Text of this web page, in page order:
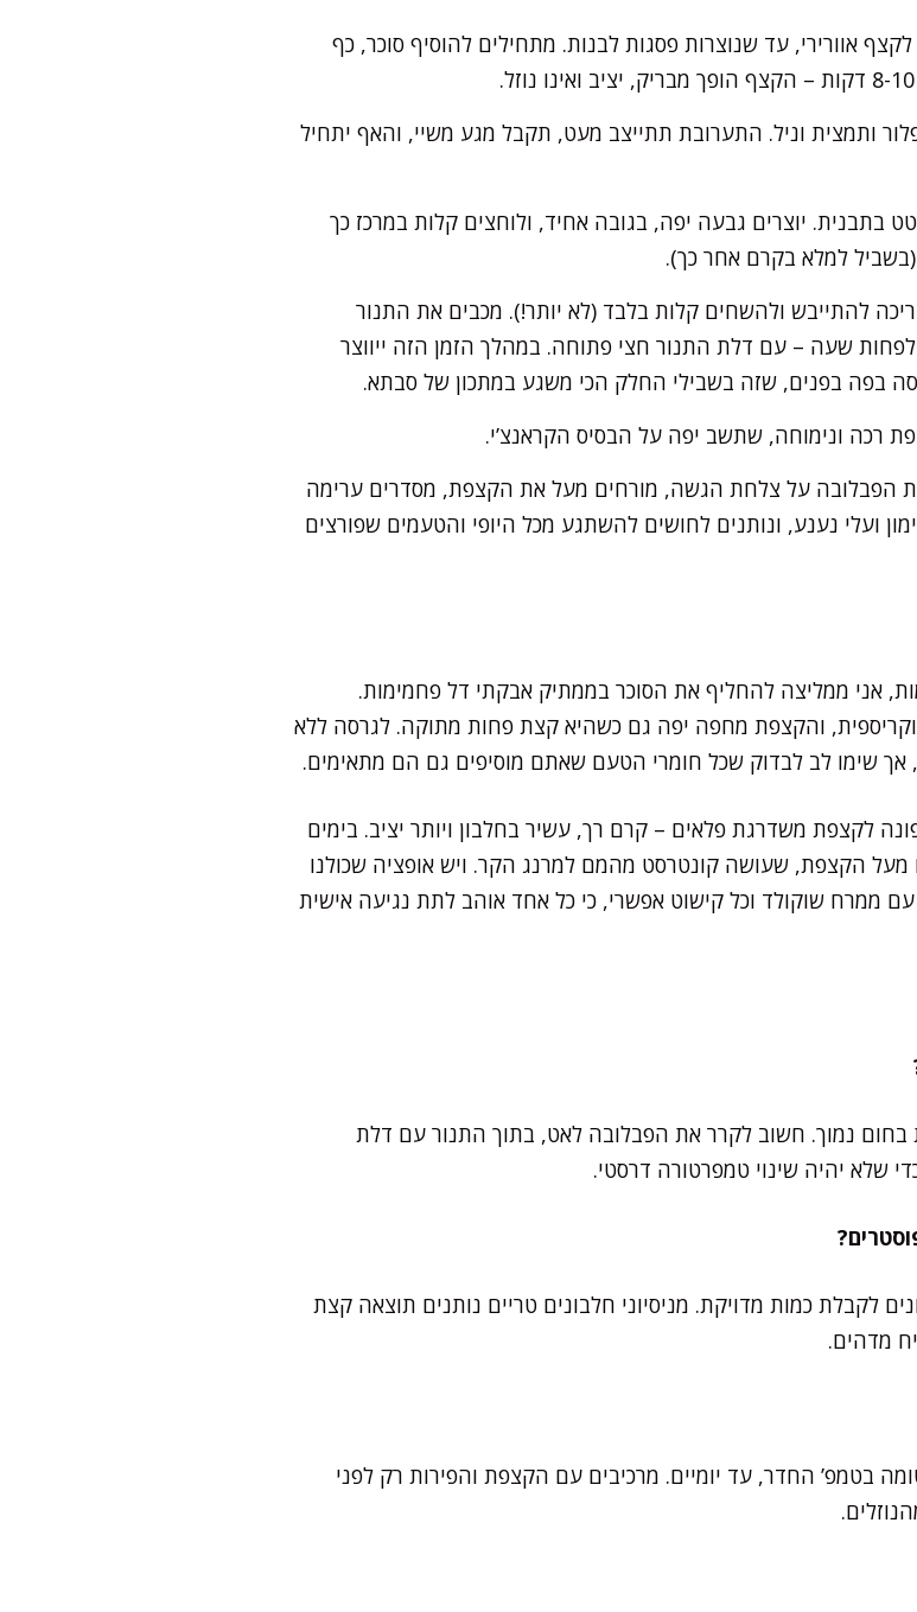
אוורירי, עד שנוצרות פסגות לבנות. מתחילים להוסיף סוכר, כף
ותמצית וניל. התערובת תתייצב מעט, תקבל מגע משיי, והאף יתחיל
בתבנית. יוצרים גבעה יפה, בגובה אחיד, ולוחצים קלות במרכז כך
(בשביל למלא בקרם אחר כך).
להתייבש ולהשחים קלות בלבד (לא יותר!). מכבים את התנור
שעה – עם דלת התנור חצי פתוחה. במהלך הזמן הזה ייווצר
בפה בפנים, שזה בשבילי החלק הכי משגע במתכון של סבתא.
רכה ונימוחה, שתשב יפה על הבסיס הקראנצ’י.
הפבלובה על צלחת הגשה, מורחים מעל את הקצפת, מסדרים ערימה
ועלי נענע, ונותנים לחושים להשתגע מכל היופי והטעמים שפורצים
אני ממליצה להחליף את הסוכר בממתיק אבקתי דל פחמימות.
וקריספית, והקצפת מחפה יפה גם כשהיא קצת פחות מתוקה. לגרסה ללא
אך שימו לב לבדוק שכל חומרי הטעם שאתם מוסיפים גם הם מתאימים.
לקצפת משדרגת פלאים – קרם רך, עשיר בחלבון ויותר יציב. בימים
מעל הקצפת, שעושה קונטרסט מהמם למרנג הקר. ויש אופציה שכולנו
ממרח שוקולד וכל קישוט אפשרי, כי כל אחד אוהב לתת נגיעה אישית
בחום נמוך. חשוב לקרר את הפבלובה לאט, בתוך התנור עם דלת
שלא יהיה שינוי טמפרטורה דרסטי.
לקבלת כמות מדויקת. מניסיוני חלבונים טריים נותנים תוצאה קצת
מדהים.
בטמפ’ החדר, עד יומיים. מרכיבים עם הקצפת והפירות רק לפני